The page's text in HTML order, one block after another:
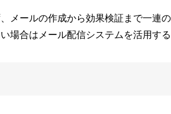
メールの作成から効果検証まで一連
合はメール配信システムを活用する